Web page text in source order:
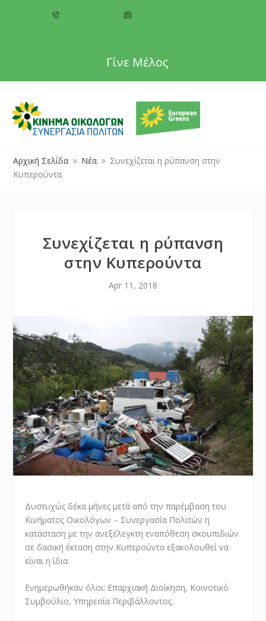
Γίνε Μέλος
Αρχική Σελίδα 9 Νέα 9 Συνεχίζεται η ρύπανση στην
Κυπερούντα
Συνεχίζεται η ρύπανση
στην Κυπερούντα
Apr 11, 2018
Δυστυχώς δέκα μήνες μετά από την παρέμβαση του
Κινήματος Οικολόγων – Συνεργασία Πολιτών η
κατάσταση με την ανεξέλεγκτη εναπόθεση σκουπιδιών
σε δασική έκταση στην Κυπερούντα εξακολουθεί να
είναι η ίδια.
Ενημερωθήκαν όλοι: Επαρχιακή Διοίκηση, Κοινοτικό
Συμβούλιο, Υπηρεσία Περιβάλλοντος.